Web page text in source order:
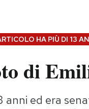
HA PIÙ DI 13
di
anni ed era